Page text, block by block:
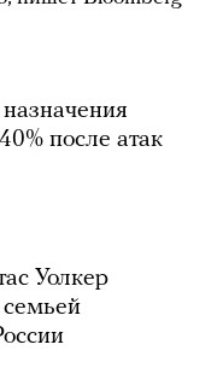
после атак
Уолкер
семьей